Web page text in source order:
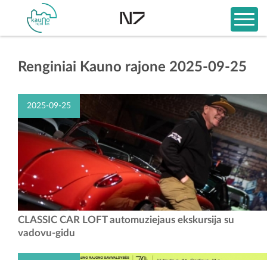
Renginiai Kauno rajone 2025-09-25
2025-09-25
Didžiausias klasikinių automobilių restauravimo centras Lietuvoje,
kviečia Jus į pažintinę kelionę, kurioje pajausite restauravimo "kvapą"
CLASSIC CAR LOFT automuziejaus ekskursija su
vadovu-gidu